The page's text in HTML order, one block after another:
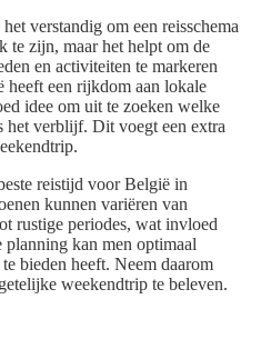
verstandig om een reisschema
te zijn, maar het helpt om de
en activiteiten te markeren
een rijkdom aan lokale
idee om uit te zoeken welke
het verblijf. Dit voegt een extra
reistijd voor België in
kunnen variëren van
rustige periodes, wat invloed
kan men optimaal
bieden heeft. Neem daarom
weekendtrip te beleven.